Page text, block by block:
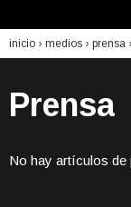
inicio › medios › prensa
Prensa
No hay artículos de